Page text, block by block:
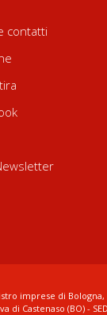
contatti
imprese di Bologna,
di Castenaso (BO) -